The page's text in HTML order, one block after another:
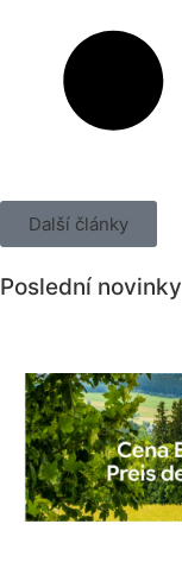
Další články
Poslední novinky